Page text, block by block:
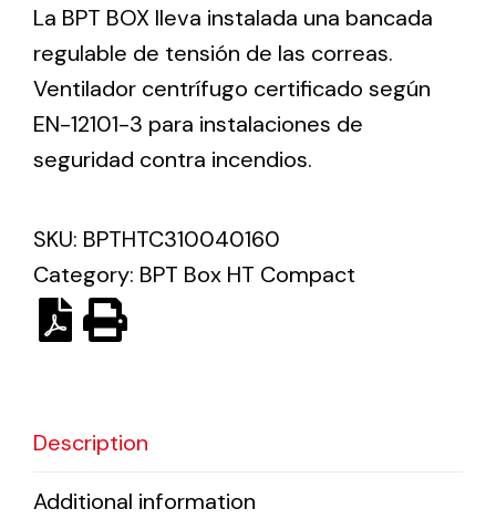
Ventilation
The incorporation of Novovent into the group
meant a greater offer of ventilation products for
different uses
Iluminación Solar
La BPT BOX lleva instalada una bancada
regulable de tensión de las correas.
Ventilador centrífugo certificado según
EN-12101-3 para instalaciones de
seguridad contra incendios.
SKU: BPTHTC310040160
Category: BPT Box HT Compact
Description
Additional information